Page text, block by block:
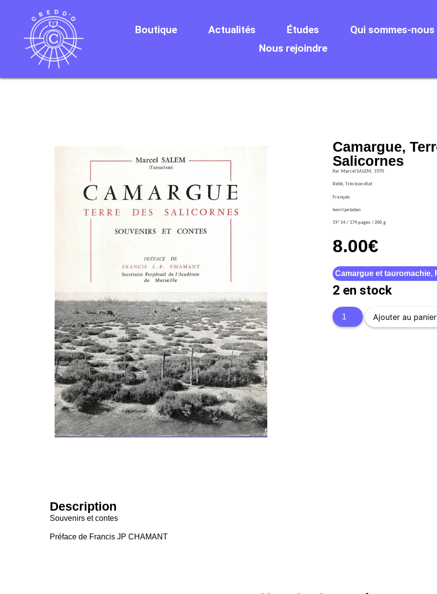
Boutique Actualités Études
Qui sommes-nous
Nous rejoindre
Camargue,
Salicornes
Par Marcel SALEM, 1970
Relié, Très bon état
Français
henri peladan
19*14 / 174 pages / 200 g
8.00€
Camargue et tauromachie,
2 en stock
Ajouter au panier
Description
Souvenirs et contes
Préface de Francis JP CHAMANT